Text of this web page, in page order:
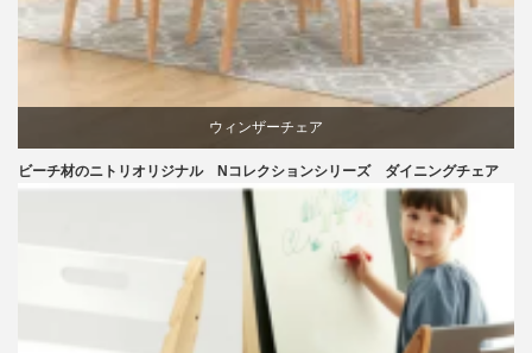
ウィンザーチェア
ダイニング
ニトリ
ビーチ
ビーチ材のニトリオリジナル Nコレクションシリーズ ダイニングチェア